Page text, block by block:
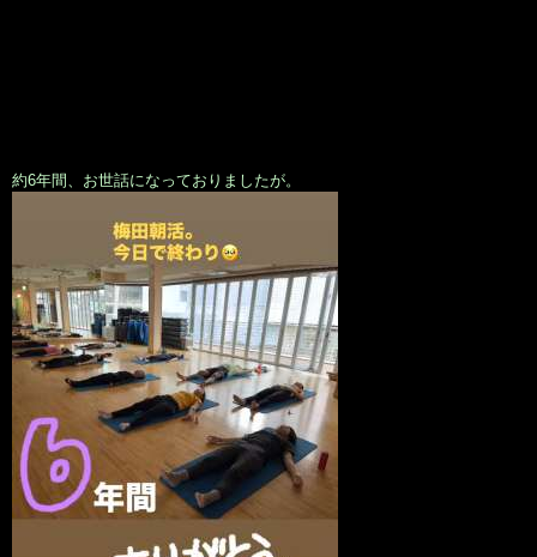
約6年間、お世話になっておりましたが。